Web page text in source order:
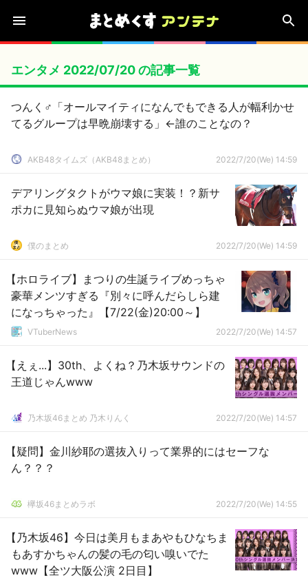
エンタメ 2022/07/20 の記事一覧
つんく♂「オールマイティになんでもできる人が幅利かせ
てるグループは早晩崩壊する」←誰のことなの？
AKB48タイムズ（AKB48まとめ） 2022/7/20(We) 14:59
デアリングタクトがウマ娘に実装！？新サ
ポカに見知らぬウマ娘が出現
僕のまとめ 2022/7/20(We) 14:59
【ホロライブ】まつりの生誕ライブめっちゃ
豪華メンツすぎる『別々に呼んだらしら建
になっちゃった』【7/22(金)20:00～】
VTuberNews 2022/7/20(We) 14:57
【えぇ...】30th、よくね？乃木坂サウンドの
王道じゃんwww
乃木坂46まとめ 乃木りんく 2022/7/20(We) 14:57
【疑問】金川紗耶の選抜入りって業界的にはセーフな
ん？？？
欅坂46まとめラボ 2022/7/20(We) 14:55
【乃木坂46】今日は美月もまあやもひなちま
もあすかちゃんの髪の毛の匂い嗅いでた
www【全ツ大阪公演 2日目】